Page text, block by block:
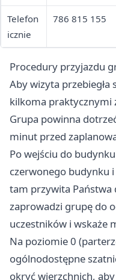
Telefon
icznie
786 815 155
Procedury przyjazdu
Aby wizyta przebiegła
kilkoma praktycznymi
Grupa powinna
minut przed
Po wejściu do
czerwonego budynku
tam przywita
zaprowadzi grupę do
uczestników i wskaże
Na poziomie 0
ogólnodostępne
okryć wierzchnich,